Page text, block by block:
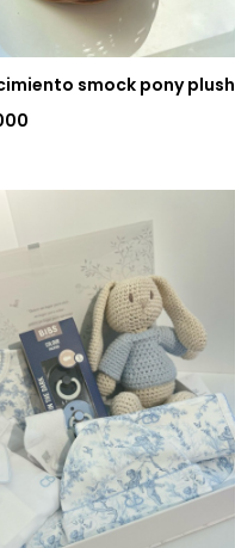
smock pony plush